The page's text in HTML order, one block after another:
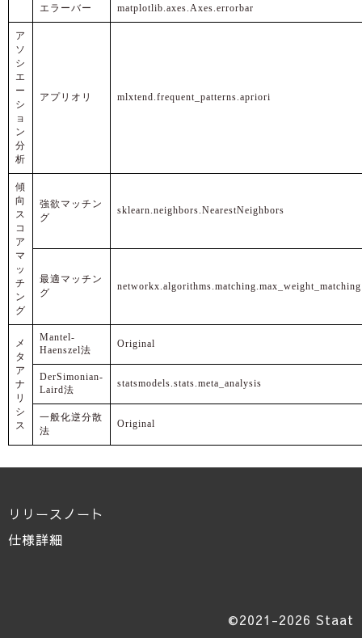
エラーバー matplotlib.axes.Axes.errorbar
ア
ソ
シ
エ
ー
シ
ョ
ン
分
析
アプリオリ mlxtend.frequent_patterns.apriori
傾
向
ス
コ
ア
マ
ッ
チ
ン
グ
強欲マッチン
グ
sklearn.neighbors.NearestNeighbors
最適マッチン
グ
networkx.algorithms.matching.max_weight_matching
メ
タ
ア
ナ
リ
シ
ス
Mantel-
Haenszel法
Original
DerSimonian-
Laird法
statsmodels.stats.meta_analysis
一般化逆分散
法
Original
リリースノート
仕様詳細
©2021-2026 Staat